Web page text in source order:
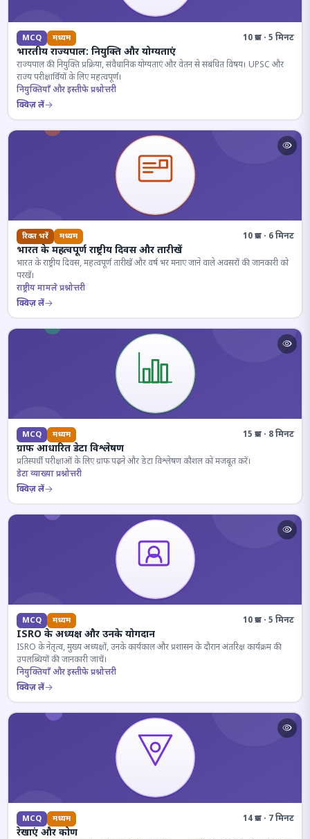
MCQ मध्यम 10 प्रश्न · 5 मिनट
भारतीय राज्यपाल: नियुक्ति और योग्यताएं
राज्यपाल की नियुक्ति प्रक्रिया, संवैधानिक योग्यताएं और वेतन से संबंधित विषय। UPSC और
राज्य परीक्षार्थियों के लिए महत्वपूर्ण।
नियुक्तियाँ और इस्तीफे प्रश्नोत्तरी
क्विज़ लें
रिक्त भरें मध्यम 10 प्रश्न · 6 मिनट
भारत के महत्वपूर्ण राष्ट्रीय दिवस और तारीखें
भारत के राष्ट्रीय दिवस, महत्वपूर्ण तारीखें और वर्ष भर मनाए जाने वाले अवसरों की जानकारी को
परखें।
राष्ट्रीय मामले प्रश्नोत्तरी
क्विज़ लें
MCQ मध्यम 15 प्रश्न · 8 मिनट
ग्राफ आधारित डेटा विश्लेषण
प्रतिस्पर्धी परीक्षाओं के लिए ग्राफ पढ़ने और डेटा विश्लेषण कौशल को मजबूत करें।
डेटा व्याख्या प्रश्नोत्तरी
क्विज़ लें
MCQ मध्यम 10 प्रश्न · 5 मिनट
ISRO के अध्यक्ष और उनके योगदान
ISRO के नेतृत्व, मुख्य अध्यक्षों, उनके कार्यकाल और प्रशासन के दौरान अंतरिक्ष कार्यक्रम की
उपलब्धियों की जानकारी जांचें।
नियुक्तियाँ और इस्तीफे प्रश्नोत्तरी
क्विज़ लें
MCQ मध्यम 14 प्रश्न · 7 मिनट
रेखाएं और कोण